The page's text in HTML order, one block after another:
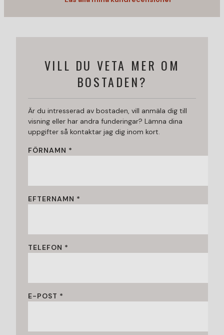
VILL DU VETA MER OM
BOSTADEN?
Är du intresserad av bostaden, vill anmäla dig till
visning eller har andra funderingar? Lämna dina
uppgifter så kontaktar jag dig inom kort.
FÖRNAMN *
EFTERNAMN *
TELEFON *
E-POST *